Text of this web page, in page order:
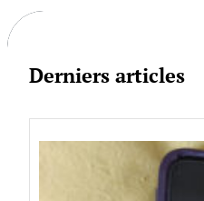
h
Derniers articles